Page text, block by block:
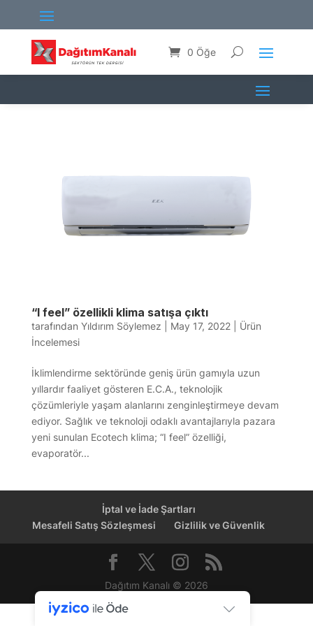
0 Öğe
“I feel” özellikli klima satışa çıktı
tarafından Yıldırım Söylemez May 17, 2022| Ürün
İncelemesi
İklimlendirme sektöründe geniş ürün gamıyla uzun
yıllardır faaliyet gösteren E.C.A., teknolojik
çözümleriyle yaşam alanlarını zenginleştirmeye devam
ediyor. Sağlık ve teknoloji odaklı avantajlarıyla pazara
yeni sunulan Ecotech klima; “I feel” özelliği,
evaporatör...
İptal ve İade Şartları
Mesafeli Satış Sözleşmesi
Gizlilik ve Güvenlik
Dağıtım Kanalı © 2026